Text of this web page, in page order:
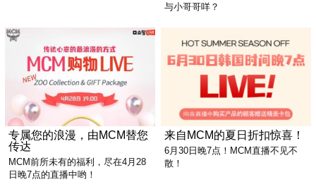
与小哥哥咩？
专属您的浪漫，由MCM替您
传达
MCM前所未有的福利，尽在4月28
日晚7点的直播中哟！
来自MCM的夏日折扣惊喜！
6月30日晚7点！MCM直播不见不
散！